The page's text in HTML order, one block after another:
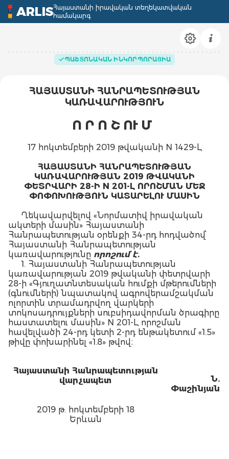
ARLISՀայաստանի իրավական տեղեկատվական
համակարգ
ՊԱՇՏՈՆԱԿԱՆ ԻՆԿՈՐՊՈՐԱՑԻԱ
ՀԱՅԱՍՏԱՆԻ ՀԱՆՐԱՊԵՏՈՒԹՅԱՆ
ԿԱՌԱՎԱՐՈՒԹՅՈՒՆ
Ո Ր Ո Շ ՈՒ Մ
17 հոկտեմբերի 2019 թվականի N 1429-Լ
ՀԱՅԱՍՏԱՆԻ ՀԱՆՐԱՊԵՏՈՒԹՅԱՆ
ԿԱՌԱՎԱՐՈՒԹՅԱՆ 2019 ԹՎԱԿԱՆԻ
ՓԵՏՐՎԱՐԻ 28-Ի N 201-Լ ՈՐՈՇՄԱՆ ՄԵՋ
ՓՈՓՈԽՈՒԹՅՈՒՆ ԿԱՏԱՐԵԼՈՒ ՄԱՍԻՆ
Ղեկավարվելով «Նորմատիվ իրավական
ակտերի մասին» Հայաստանի
Հանրապետության օրենքի 34-րդ հոդվածով՝
Հայաստանի Հանրապետության
կառավարությունը որոշում է.
1. Հայաստանի Հանրապետության
կառավարության 2019 թվականի փետրվարի
28-ի «Գյուղատնտեսական հումքի մթերումների
(գնումների) նպատակով ագրովերամշակման
ոլորտին տրամադրվող վարկերի
տոկոսադրույքների սուբսիդավորման ծրագիրը
հաստատելու մասին» N 201-Լ որոշման
հավելվածի 24-րդ կետի 2-րդ ենթակետում «1.5»
թիվը փոխարինել «1.8» թվով։
Հայաստանի Հանրապետության
վարչապետ
Ն.
Փաշինյան
2019 թ. հոկտեմբերի 18
Երևան